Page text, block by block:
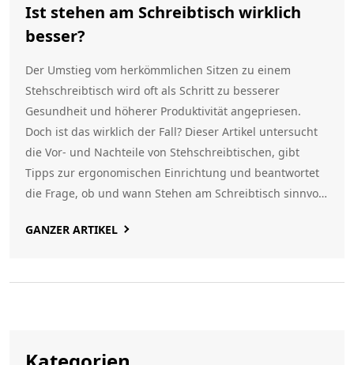
Ist stehen am Schreibtisch wirklich
besser?
Der Umstieg vom herkömmlichen Sitzen zu einem
Stehschreibtisch wird oft als Schritt zu besserer
Gesundheit und höherer Produktivität angepriesen.
Doch ist das wirklich der Fall? Dieser Artikel untersucht
die Vor- und Nachteile von Stehschreibtischen, gibt
Tipps zur ergonomischen Einrichtung und beantwortet
die Frage, ob und wann Stehen am Schreibtisch sinnvoll
nur neugierig bist, hier gibt's die Fakten.
GANZER ARTIKEL